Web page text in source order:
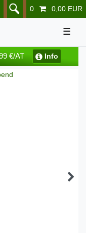
0 0,00 EUR
☰
€/AT Info